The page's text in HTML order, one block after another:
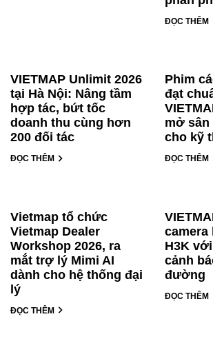
ĐỌC THÊM
VIETMAP Unlimit 2026
tại Hà Nội: Nâng tầm
hợp tác, bứt tốc
doanh thu cùng hơn
200 đối tác
ĐỌC THÊM
Phim
đạt
mở
cho kỹ
ĐỌC THÊM
Vietmap tổ chức
Vietmap Dealer
Workshop 2026, ra
mắt trợ lý Mimi AI
dành cho hệ thống đại
lý
ĐỌC THÊM
camera
H3K
cảnh
đường
ĐỌC THÊM